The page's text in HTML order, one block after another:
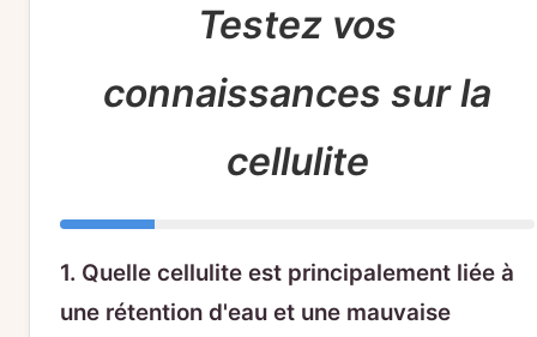
Testez vos
connaissances sur la
cellulite
1. Quelle cellulite est principalement liée à
une rétention d'eau et une mauvaise